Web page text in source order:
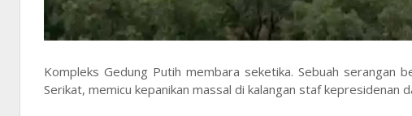
Kompleks Gedung Putih membara seketika. Sebuah
Serikat, memicu kepanikan massal di kalangan staf kepresidenan